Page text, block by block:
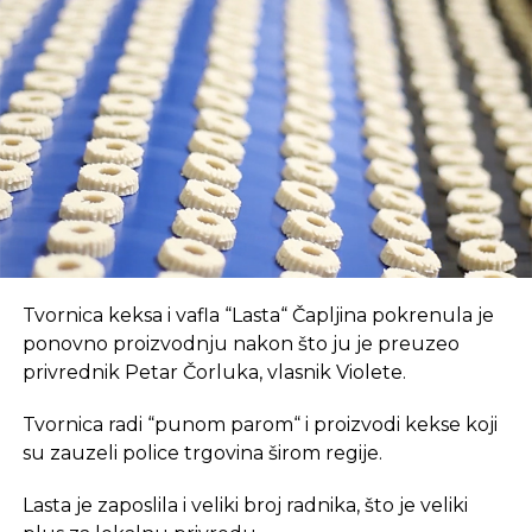
Prvo, oni pružaju brz internet i tehnološki
opremljen prostor, što je ključan preduvjet za
suvremeni način rada.
REKLAMA
U coworking prostoru, radnici su okruženi sličnim
profesionalcima, što potiče produktivnost i radnu
atmosferu koju je teško postići u kućnom
Dodatna prednost coworkinga je umrežavanje i
prostoru omogućava razmjenu ideja, kontakata i
Tvornica keksa i vafla “Lasta“ Čapljina pokrenula je
ponovno proizvodnju nakon što ju je preuzeo
privrednik Petar Čorluka, vlasnik Violete.
Tvornica radi “punom parom“ i proizvodi kekse koji
su zauzeli police trgovina širom regije.
Lasta je zaposlila i veliki broj radnika, što je veliki